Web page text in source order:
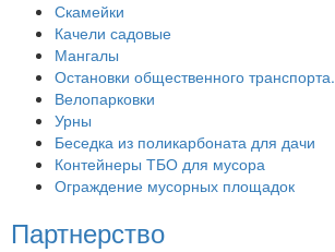
Скамейки
Качели садовые
Мангалы
Остановки общественного транспорта.
Велопарковки
Урны
Беседка из поликарбоната для дачи
Контейнеры ТБО для мусора
Ограждение мусорных площадок
Партнерство